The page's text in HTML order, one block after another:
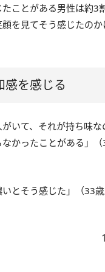
ことがある男性は約3
を見てそう感じたの
感を感じる
がいて、それが持ち味
なかったことがある」
いとそう感じた」（33